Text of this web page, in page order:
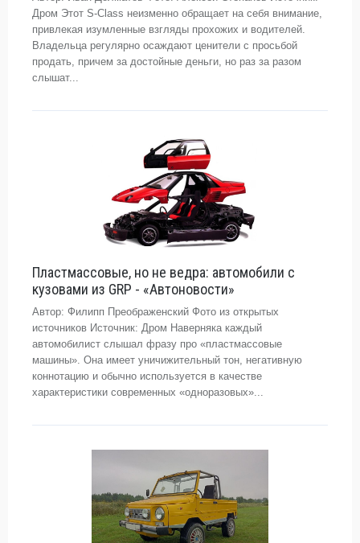
Дром Этот S-Class неизменно обращает на себя внимание,
привлекая изумленные взгляды прохожих и водителей.
Владельца регулярно осаждают ценители с просьбой
продать, причем за достойные деньги, но раз за разом
слышат...
Пластмассовые, но не ведра: автомобили с
кузовами из GRP - «Автоновости»
Автор: Филипп Преображенский Фото из открытых
источников Источник: Дром Наверняка каждый
автомобилист слышал фразу про «пластмассовые
машины». Она имеет уничижительный тон, негативную
коннотацию и обычно используется в качестве
характеристики современных «одноразовых»...